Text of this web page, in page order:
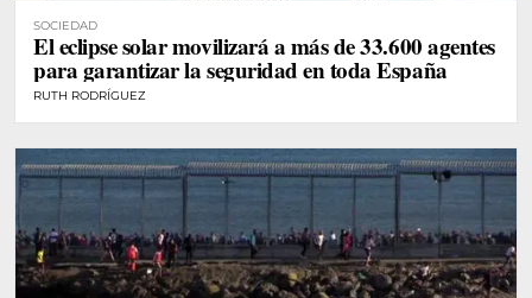
SOCIEDAD
El eclipse solar movilizará a más de 33.600 agentes
para garantizar la seguridad en toda España
RUTH RODRÍGUEZ